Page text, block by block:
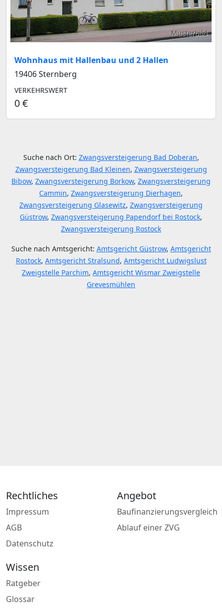
Musterbild
Wohnhaus mit Hallenbau und 2 Hallen
19406 Sternberg
VERKEHRSWERT
0 €
Suche nach Ort: Zwangsversteigerung Bad Doberan,
Zwangsversteigerung Bad Kleinen, Zwangsversteigerung
Bibow, Zwangsversteigerung Borkow, Zwangsversteigerung
Cammin, Zwangsversteigerung Dierhagen,
Zwangsversteigerung Glasewitz, Zwangsversteigerung
Güstrow, Zwangsversteigerung Papendorf bei Rostock,
Zwangsversteigerung Rostock
Suche nach Amtsgericht: Amtsgericht Güstrow, Amtsgericht
Rostock, Amtsgericht Stralsund, Amtsgericht Ludwigslust
Zweigstelle Parchim, Amtsgericht Wismar Zweigstelle
Grevesmühlen
Rechtliches
Impressum
AGB
Datenschutz
Angebot
Baufinanzierungsvergleich
Ablauf einer ZVG
Wissen
Ratgeber
Glossar